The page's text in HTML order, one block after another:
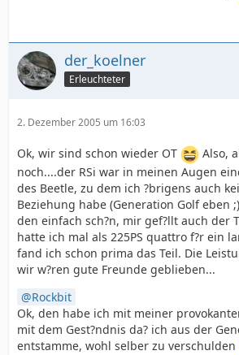
der_koelner
Erleuchteter
2. Dezember 2005 um 16:03
Ok, wir sind schon wieder OT
Also,
noch....der RSi war in meinen Augen
des Beetle, zu dem ich ?brigens auch
Beziehung habe (Generation Golf eben
den einfach sch?n, mir gef?llt auch der
hatte ich mal als 225PS quattro f?r ein
fand ich schon prima das Teil. Die
wir w?ren gute Freunde geblieben...
Rockbit
Ok, den habe ich mit meiner
mit dem Gest?ndnis da? ich aus der
entstamme, wohl selber zu verschulden